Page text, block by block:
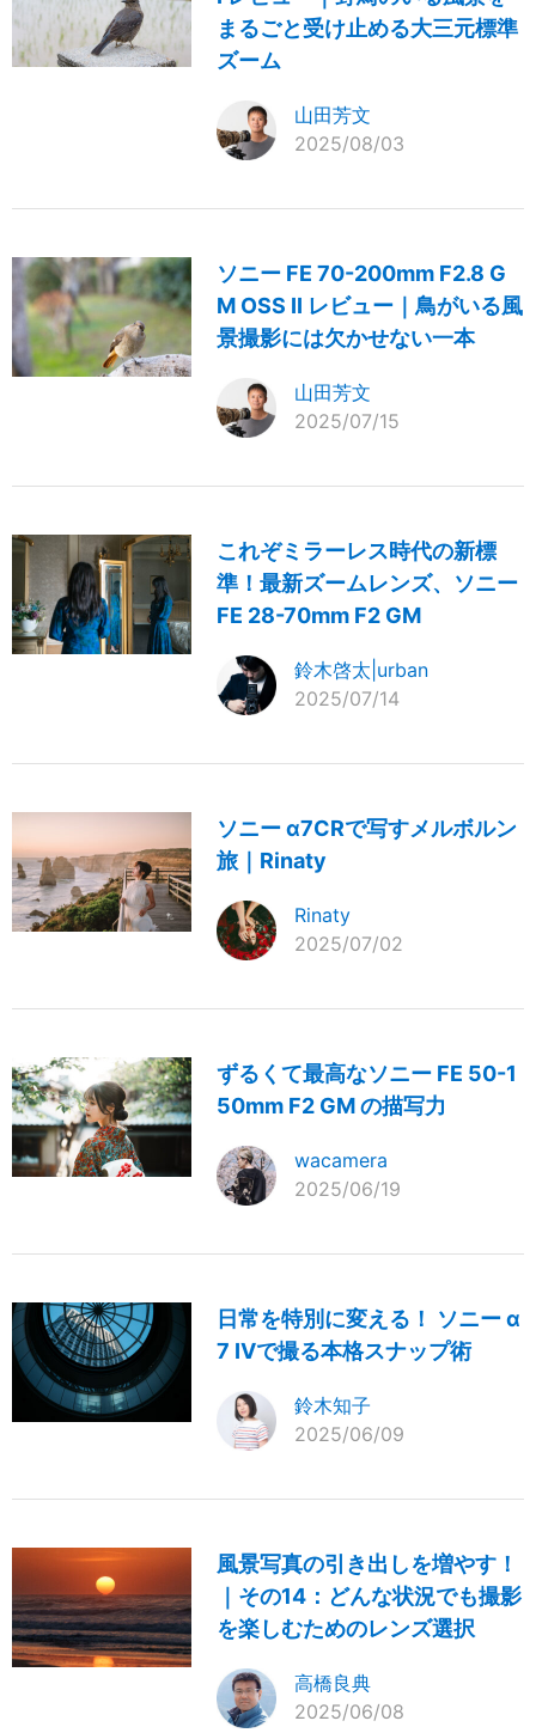
まるごと受け止める大三元標準
ズーム
山田芳文
2025/08/03
ソニー FE 70-200mm F2.8 G
M OSS II レビュー｜鳥がいる風
景撮影には欠かせない一本
山田芳文
2025/07/15
これぞミラーレス時代の新標
準！最新ズームレンズ、ソニー
FE 28-70mm F2 GM
鈴木啓太|urban
2025/07/14
ソニー α7CRで写すメルボルン
旅｜Rinaty
Rinaty
2025/07/02
ずるくて最高なソニー FE 50-1
50mm F2 GM の描写力
wacamera
2025/06/19
日常を特別に変える！ ソニー α
7 IVで撮る本格スナップ術
鈴木知子
2025/06/09
風景写真の引き出しを増やす！
｜その14：どんな状況でも撮影
を楽しむためのレンズ選択
高橋良典
2025/06/08